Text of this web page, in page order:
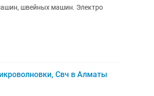
швейных машин. Электро
Свч в Алматы